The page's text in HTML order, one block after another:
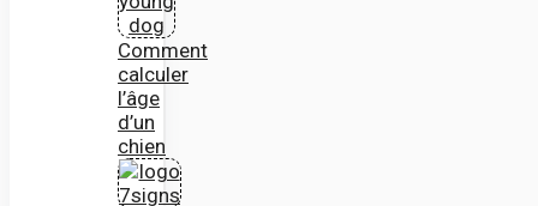
Comment
calculer
l’âge
d’un
chien